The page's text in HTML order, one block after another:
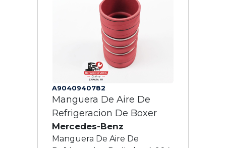
A9040940782
Manguera De Aire De
Refrigeracion De Boxer
Mercedes-Benz
Manguera De Aire De